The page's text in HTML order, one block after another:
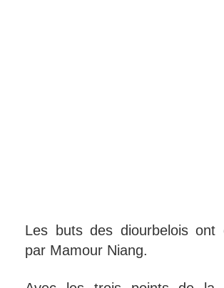
Les buts des diourbelois ont
par Mamour Niang.